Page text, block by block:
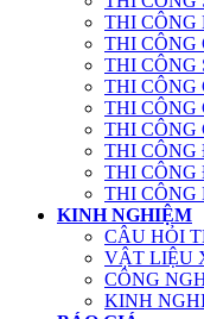
THI CÔNG
THI CÔNG
THI CÔNG
THI CÔNG
THI CÔNG
THI CÔNG
THI
THI CÔNG
THI CÔNG
KINH NGHIỆM
CÂU HỎI
VẬT LIỆU
CÔNG
KINH